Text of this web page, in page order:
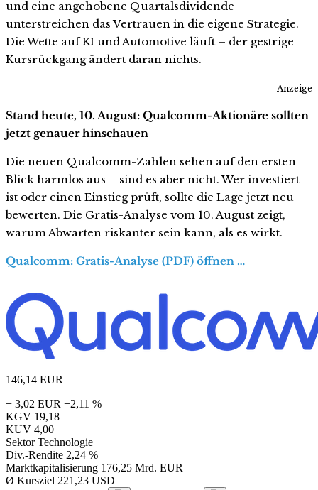
und eine angehobene Quartalsdividende
unterstreichen das Vertrauen in die eigene Strategie.
Die Wette auf KI und Automotive läuft – der gestrige
Kursrückgang ändert daran nichts.
Anzeige
Stand heute, 10. August: Qualcomm-Aktionäre sollten
jetzt genauer hinschauen
Die neuen Qualcomm-Zahlen sehen auf den ersten
Blick harmlos aus – sind es aber nicht. Wer investiert
ist oder einen Einstieg prüft, sollte die Lage jetzt neu
bewerten. Die Gratis-Analyse vom 10. August zeigt,
warum Abwarten riskanter sein kann, als es wirkt.
Qualcomm: Gratis-Analyse (PDF) öffnen …
146,14 EUR
+ 3,02 EUR +2,11 %
KGV 19,18
KUV 4,00
Sektor Technologie
Div.-Rendite 2,24 %
Marktkapitalisierung 176,25 Mrd. EUR
Ø Kursziel 221,23 USD